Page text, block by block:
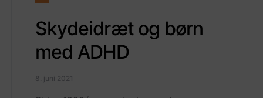
Skydeidræt og børn
med ADHD
8. juni 2021